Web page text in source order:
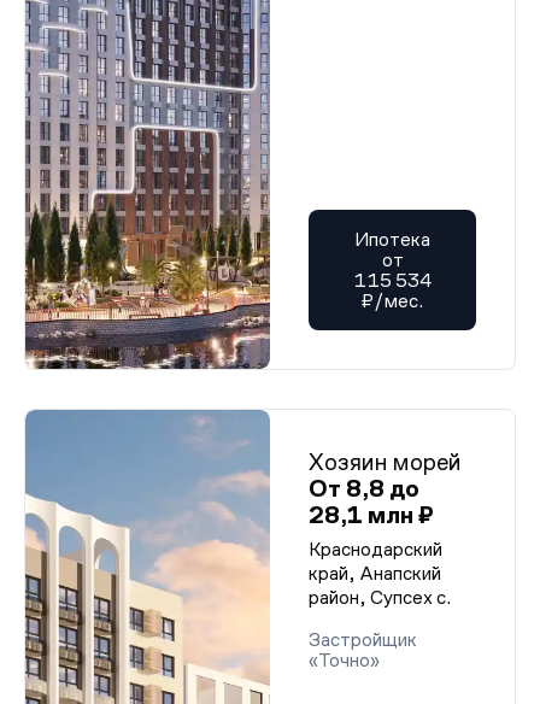
Ипотека
от
115 534
₽/мес.
Хозяин морей
От 8,8 до
28,1 млн ₽
Краснодарский
край, Анапский
район, Супсех с.
Застройщик
«Точно»